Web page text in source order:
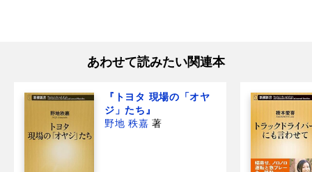
あわせて読みたい関連本
『トヨタ 現場の「オヤ
ジ」たち』
野地 秩嘉 著